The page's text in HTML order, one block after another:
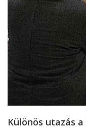
Különös utazás a